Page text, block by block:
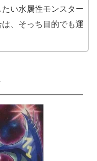
い水属性モンスター
、そっち目的でも運